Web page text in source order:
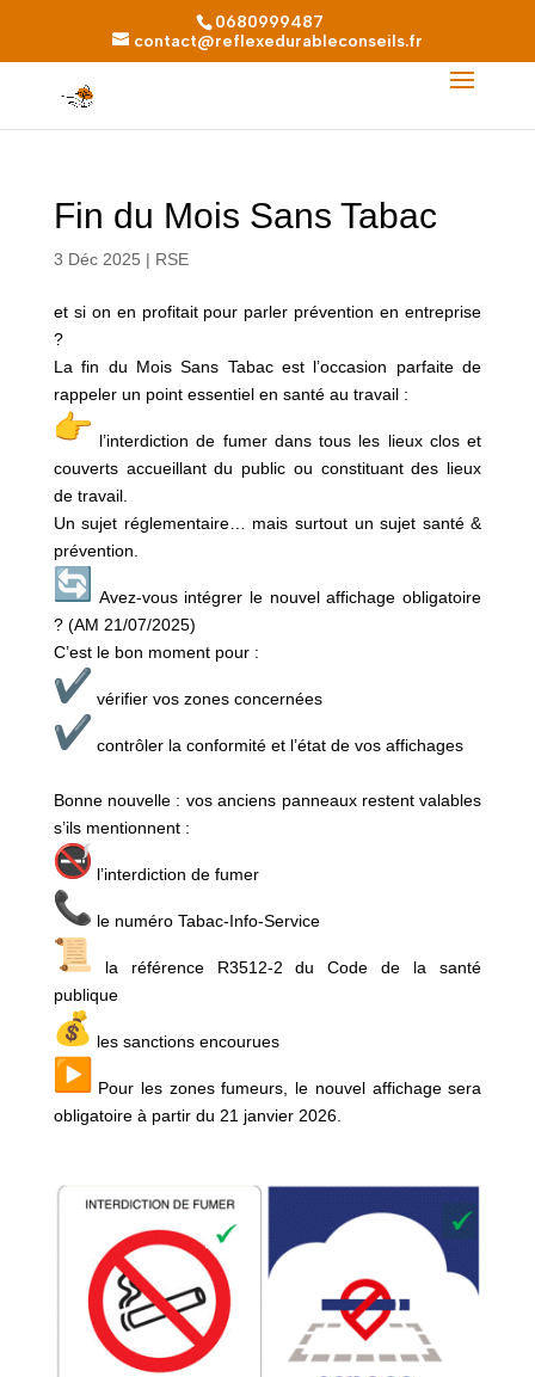
0680999487
contact@reflexedurableconseils.fr
Fin du Mois Sans Tabac
3 Déc 2025 | RSE
et si on en profitait pour parler prévention en entreprise
?
La fin du Mois Sans Tabac est l’occasion parfaite de
rappeler un point essentiel en santé au travail :
l’interdiction de fumer dans tous les lieux clos et
couverts accueillant du public ou constituant des lieux
de travail.
Un sujet réglementaire… mais surtout un sujet santé &
prévention.
Avez-vous intégrer le nouvel affichage obligatoire
? (AM 21/07/2025)
C’est le bon moment pour :
vérifier vos zones concernées
contrôler la conformité et l’état de vos affichages
Bonne nouvelle : vos anciens panneaux restent valables
s’ils mentionnent :
l’interdiction de fumer
le numéro Tabac-Info-Service
la référence R3512-2 du Code de la santé
publique
les sanctions encourues
Pour les zones fumeurs, le nouvel affichage sera
obligatoire à partir du 21 janvier 2026.